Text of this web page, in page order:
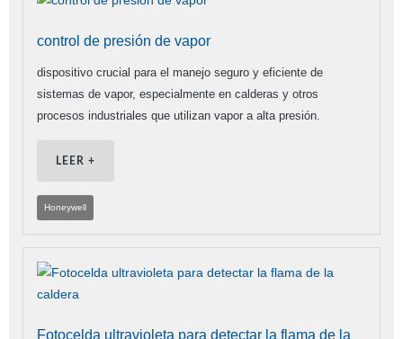
control de presión de vapor
dispositivo crucial para el manejo seguro y eficiente de
sistemas de vapor, especialmente en calderas y otros
procesos industriales que utilizan vapor a alta presión.
LEER +
Honeywell
Fotocelda ultravioleta para detectar la flama de la